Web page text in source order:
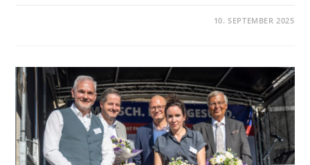
10. SEPTEMBER 2025